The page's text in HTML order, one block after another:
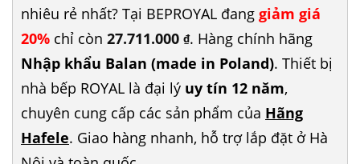
nhiêu rẻ nhất? Tại BEPROYAL đang giảm giá
20% chỉ còn 27.711.000 ₫. Hàng chính hãng
Nhập khẩu Balan (made in Poland). Thiết bị
nhà bếp ROYAL là đại lý uy tín 12 năm,
chuyên cung cấp các sản phẩm của Hãng
Hafele. Giao hàng nhanh, hỗ trợ lắp đặt ở Hà